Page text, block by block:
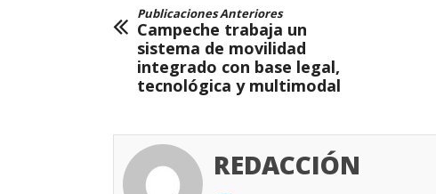
Publicaciones Anteriores
Campeche trabaja un
sistema de movilidad
integrado con base legal,
tecnológica y multimodal
REDACCIÓN